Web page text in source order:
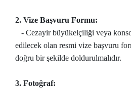
2. Vize Başvuru Formu:
- Cezayir büyükelçiliği veya
edilecek olan resmi vize başvuru
doğru bir şekilde doldurulmalıdır.
3. Fotoğraf: